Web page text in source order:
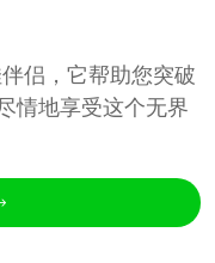
侣，它帮助您突破
情地享受这个无界